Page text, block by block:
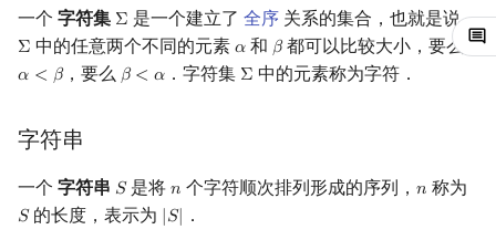
OI Wiki 不是什么
格式手册
F.A.Q.
镜像站列表
学习路线
学习资源
常见技巧
出题
Atom
Eclipse
Kate
CCR Plus
Lemon
命令行
命令行编译与调试
WSL (Windows 10)
Special Judge
Validator
Interactor
运算
流程控制语句
函数
bitset
string
C++ 进阶 重载运算符
引用
新版 C++ 特性
C++ 与其他常用语言的区别
Python 速成
Java 速成
模拟
递归 & 分治
排序
插入排序
计数排序
快速排序
前缀和 & 差分
双向搜索
启发式搜索
迭代加深搜索
IDA*
背包 DP
区间 DP
树形 DP
状压 DP
四边形不等式优化
Slope Trick 优化
状态设计优化
子串
子序列
前缀
字典序
格雷码
位操作
二进制集合操作
快速幂
置换和排列
最大公约数
欧拉函数
分解质因数
快速数论变换
快速沃尔什变换
多项式牛顿迭代
斐波那契数列
错位排列
斯特林数
矩阵
初等变换
线性空间
域论
Schreier–Sims 算法
随机变量的数字特征
概率不等式
非公平组合游戏
牛顿迭代法
链表
哈希表
左偏树
块状数据结构
树分块
Sqrt Tree
猫树
区间最值操作 & 区间历史
WBLT
替罪羊树
Size Balanced Tree
可持久化平衡树
可持久化字典树
树状数组套权值线段树
分块套树状数组
Top Tree
DFS（图论）
BFS（图论）
树的重心
最近公共祖先
树上启发式合并
有向无环图
拓扑排序
同余最短路
圆方树
点/边连通度
费用流
上下界网络流
一般图最大匹配
一般图最大权匹配
距离
Pick 定理
凸包
扫描线
离线算法 莫队算法
分数规划
模拟退火
悬线法
有限状态自动机
线段树与离线询问
一个 字符集 Σ
Σ 是一个建立了 全序关系的集合，也就是说，
Σ
Σ 中的任意两个不同的元素 𝛼
α和 𝛽
β都可以比较大小，要么
𝛼 < 𝛽
α<β ，要么 𝛽 < 𝛼
β <α ．字符集 Σ
Σ 中的元素称为字符．
字符串
一个 字符串 𝑆
S是将𝑛
n 个字符顺次排列形成的序列， 𝑛
n 称为
𝑆
S的长度，表示为 |𝑆|
|S ．